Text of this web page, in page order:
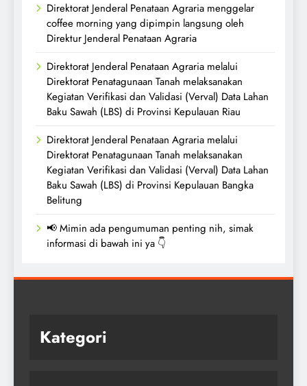
Direktorat Jenderal Penataan Agraria menggelar
coffee morning yang dipimpin langsung oleh
Direktur Jenderal Penataan Agraria
Direktorat Jenderal Penataan Agraria melalui
Direktorat Penatagunaan Tanah melaksanakan
Kegiatan Verifikasi dan Validasi (Verval) Data Lahan
Baku Sawah (LBS) di Provinsi Kepulauan Riau
Direktorat Jenderal Penataan Agraria melalui
Direktorat Penatagunaan Tanah melaksanakan
Kegiatan Verifikasi dan Validasi (Verval) Data Lahan
Baku Sawah (LBS) di Provinsi Kepulauan Bangka
Belitung
📢 Mimin ada pengumuman penting nih, simak
informasi di bawah ini ya 👇
Kategori